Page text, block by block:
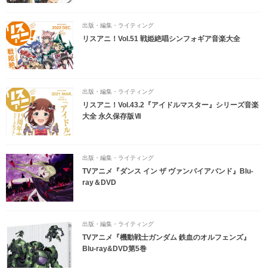
出版・編集・ライティング
リスアニ！Vol.51 戦姫絶唱シンフォギア音楽大全
出版・編集・ライティング
リスアニ！Vol.43.2『アイドルマスター』シリーズ音楽
大全 永久保存版Ⅶ
出版・編集・ライティング
TVアニメ『ダンス イン ザ ヴァンパイアバンド』Blu-
ray＆DVD
出版・編集・ライティング
TVアニメ『機動戦士ガンダム 鉄血のオルフェンズ』
Blu-ray&DVD第5巻